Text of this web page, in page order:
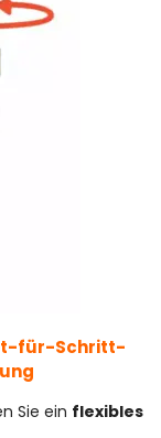
für-Schritt-
Sie ein flexibles